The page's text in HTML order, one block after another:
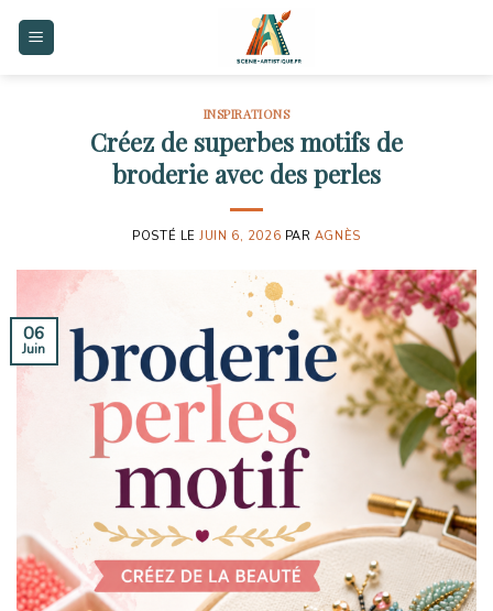
INSPIRATIONS
Créez de superbes motifs de
broderie avec des perles
POSTÉ LEJUIN 6, 2026 PAR AGNÈS
06
Juin